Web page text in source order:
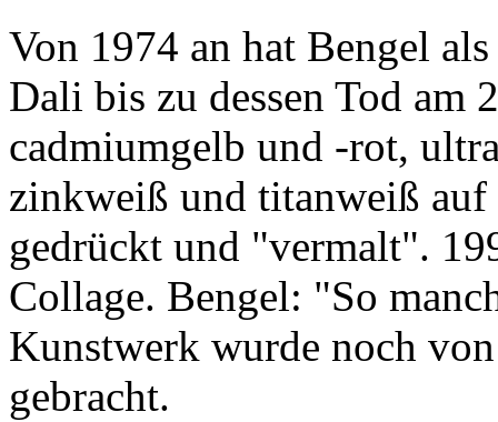
Von 1974 an hat Bengel
Dali bis zu dessen Tod am
cadmiumgelb und -rot,
zinkweiß und titanweiß
gedrückt und "vermalt".
Collage. Bengel: "So
Kunstwerk wurde noch
gebracht.